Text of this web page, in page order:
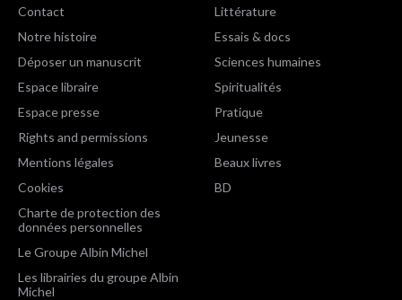
Contact
Notre histoire
Déposer un manuscrit
Espace libraire
Espace presse
Rights and permissions
Mentions légales
Cookies
Charte de protection des
données personnelles
Le Groupe Albin Michel
Les librairies du groupe Albin
Michel
Littérature
Essais & docs
Sciences humaines
Spiritualités
Pratique
Jeunesse
Beaux livres
BD